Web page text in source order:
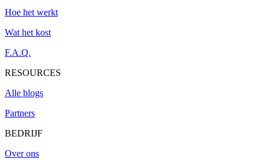
Hoe het werkt
Wat het kost
F.A.Q.
RESOURCES
Alle blogs
Partners
BEDRIJF
Over ons